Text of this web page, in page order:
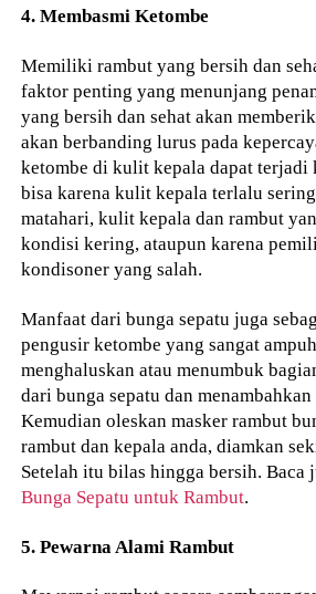
4. Membasmi Ketombe
Memiliki rambut yang bersih dan
faktor penting yang menunjang
yang bersih dan sehat akan
akan berbanding lurus pada
ketombe di kulit kepala dapat terjadi
bisa karena kulit kepala terlalu
matahari, kulit kepala dan rambut
kondisi kering, ataupun karena
kondisoner yang salah.
Manfaat dari bunga sepatu juga
pengusir ketombe yang sangat
menghaluskan atau menumbuk
dari bunga sepatu dan
Kemudian oleskan masker rambut
rambut dan kepala anda, diamkan
Setelah itu bilas hingga bersih. Baca
Bunga Sepatu untuk Rambut.
5. Pewarna Alami Rambut